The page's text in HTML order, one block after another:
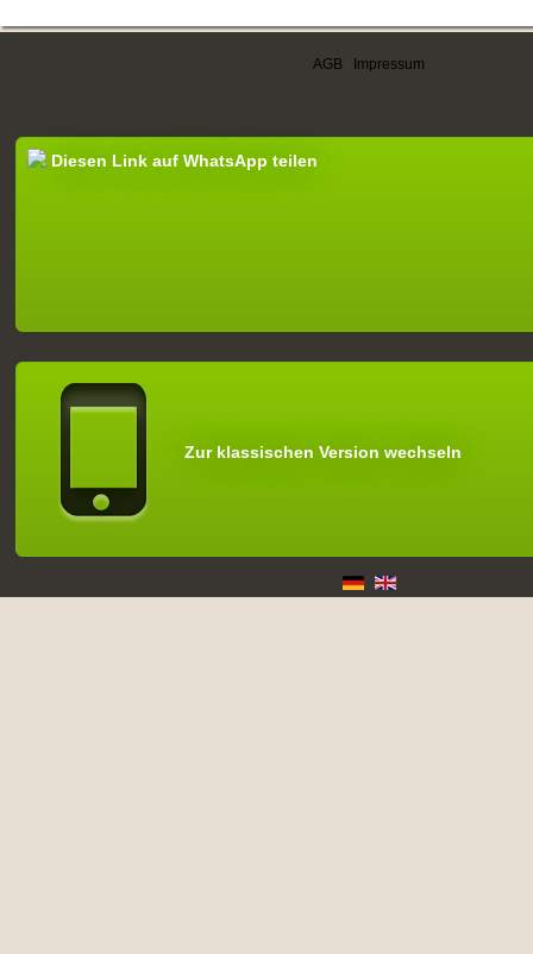
AGB Impressum
Diesen Link auf WhatsApp teilen
Zur klassischen Version wechseln